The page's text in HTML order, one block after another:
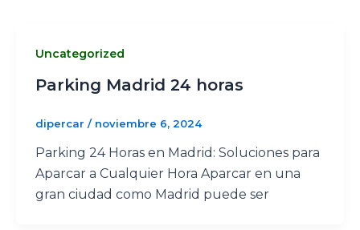
Uncategorized
Parking Madrid 24 horas
dipercar / noviembre 6, 2024
Parking 24 Horas en Madrid: Soluciones para
Aparcar a Cualquier Hora Aparcar en una
gran ciudad como Madrid puede ser